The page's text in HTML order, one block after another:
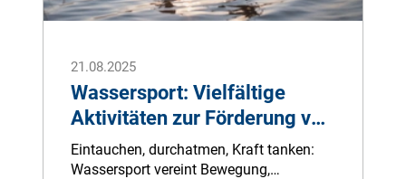
21.08.2025
Wassersport: Vielfältige
Aktivitäten zur Förderung von
Gesundheit und Wohlbefinden
Eintauchen, durchatmen, Kraft tanken:
Wassersport vereint Bewegung,